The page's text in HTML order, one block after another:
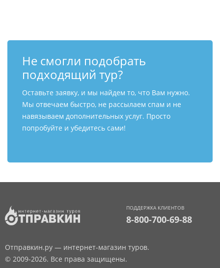
Не смогли подобрать
подходящий тур?
Оставьте заявку, и мы найдем то, что Вам нужно.
Мы отвечаем быстро, не рассылаем спам и не
навязываем дополнительных услуг. Просто
попробуйте и убедитесь сами!
ПОДДЕРЖКА КЛИЕНТОВ
8-800-700-69-88
Отправкин.ру — интернет-магазин туров.
© 2009-2026. Все права защищены.